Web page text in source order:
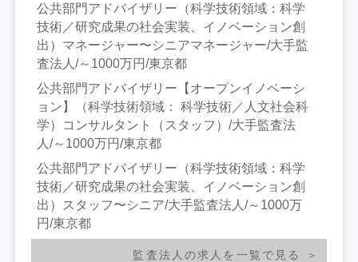
公共部門アドバイザリー（科学技術領域：科学
技術／研究成果の社会実装、イノベーション創
出）マネージャー〜シニアマネージャー/大手監
査法人/～1000万円/東京都
公共部門アドバイザリー【オープンイノベーシ
ョン】（科学技術領域： 科学技術／人文社会科
学）コンサルタント（スタッフ）/大手監査法
人/～1000万円/東京都
公共部門アドバイザリー（科学技術領域：科学
技術／研究成果の社会実装、イノベーション創
出）スタッフ〜シニア/大手監査法人/～1000万
円/東京都
監査法人の求人を一覧で見る